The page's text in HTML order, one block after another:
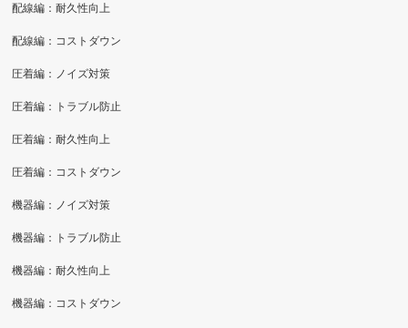
配線編：耐久性向上
配線編：コストダウン
圧着編：ノイズ対策
圧着編：トラブル防止
圧着編：耐久性向上
圧着編：コストダウン
機器編：ノイズ対策
機器編：トラブル防止
機器編：耐久性向上
機器編：コストダウン